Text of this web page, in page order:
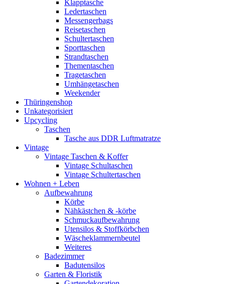
Klapptasche
Ledertaschen
Messengerbags
Reisetaschen
Schultertaschen
Sporttaschen
Strandtaschen
Thementaschen
Tragetaschen
Umhängetaschen
Weekender
Thüringenshop
Unkategorisiert
Upcycling
Taschen
Tasche aus DDR Luftmatratze
Vintage
Vintage Taschen & Koffer
Vintage Schultaschen
Vintage Schultertaschen
Wohnen + Leben
Aufbewahrung
Körbe
Nähkästchen & -körbe
Schmuckaufbewahrung
Utensilos & Stoffkörbchen
Wäscheklammernbeutel
Weiteres
Badezimmer
Badutensilos
Garten & Floristik